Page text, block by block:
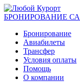
БРОНИРОВАНИЕ
Бронирование
Авиабилеты
Трансфер
Условия оплаты
Помощь
О компании